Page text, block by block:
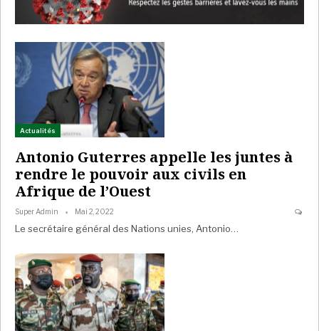
Actualités
Antonio Guterres appelle les juntes à
rendre le pouvoir aux civils en
Afrique de l’Ouest
Super Admin Mai 2, 2022
Le secrétaire général des Nations unies, Antonio…